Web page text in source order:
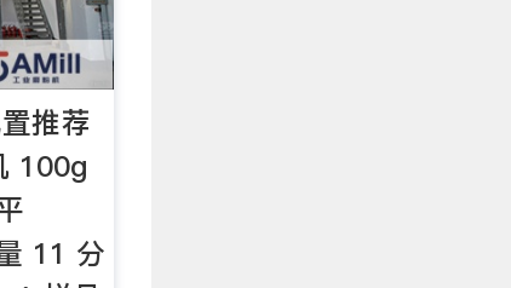
推荐
100g
11 分